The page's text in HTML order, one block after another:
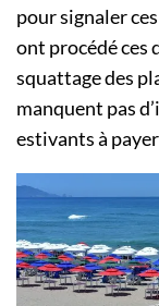
pour signaler
ont procédé ces
squattage des
manquent pas
estivants à